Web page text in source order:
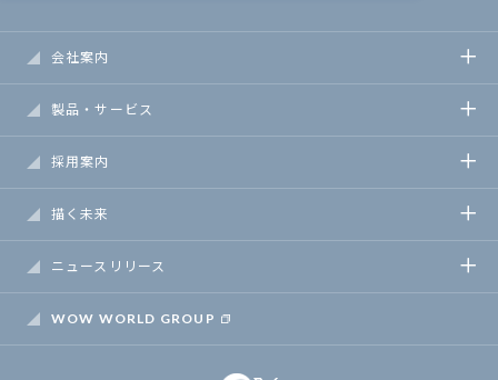
会社案内
製品・サービス
採用案内
描く未来
ニュースリリース
WOW WORLD GROUP